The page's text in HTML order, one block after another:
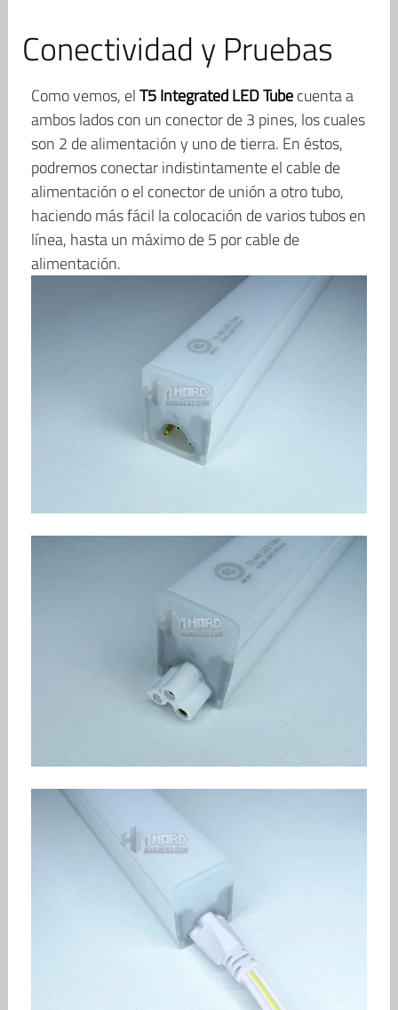
Conectividad y Pruebas
Como vemos, elT5 Integrated LED Tubecuenta a
ambos lados con un conector de 3 pines, los cuales
son 2 de alimentación y uno de tierra. En éstos,
podremos conectar indistintamente el cable de
alimentación o el conector de unión a otro tubo,
haciendo más fácil la colocación de varios tubos en
línea, hasta un máximo de 5 por cable de
alimentación.